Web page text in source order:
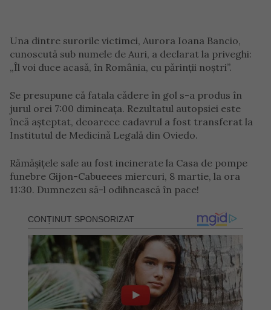
Una dintre surorile victimei, Aurora Ioana Bancio,
cunoscută sub numele de Auri, a declarat la priveghi:
„Îl voi duce acasă, în România, cu părinții noștri”.
Se presupune că fatala cădere în gol s-a produs în
jurul orei 7:00 dimineața. Rezultatul autopsiei este
încă așteptat, deoarece cadavrul a fost transferat la
Institutul de Medicină Legală din Oviedo.
Rămășițele sale au fost incinerate la Casa de pompe
funebre Gijon-Cabueees miercuri, 8 martie, la ora
11:30. Dumnezeu să-l odihnească în pace!